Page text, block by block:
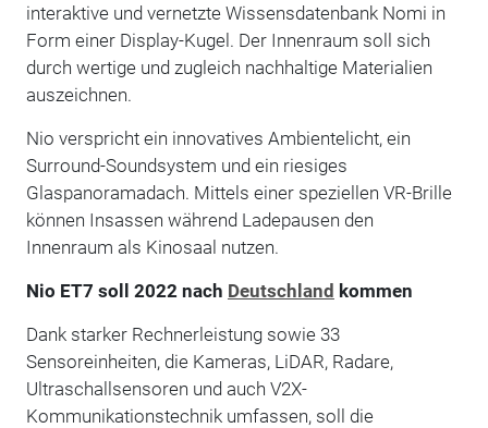
interaktive und vernetzte Wissensdatenbank Nomi in
Form einer Display-Kugel. Der Innenraum soll sich
durch wertige und zugleich nachhaltige Materialien
auszeichnen.
Nio verspricht ein innovatives Ambientelicht, ein
Surround-Soundsystem und ein riesiges
Glaspanoramadach. Mittels einer speziellen VR-Brille
können Insassen während Ladepausen den
Innenraum als Kinosaal nutzen.
Nio ET7 soll 2022 nach Deutschland kommen
Dank starker Rechnerleistung sowie 33
Sensoreinheiten, die Kameras, LiDAR, Radare,
Ultraschallsensoren und auch V2X-
Kommunikationstechnik umfassen, soll die